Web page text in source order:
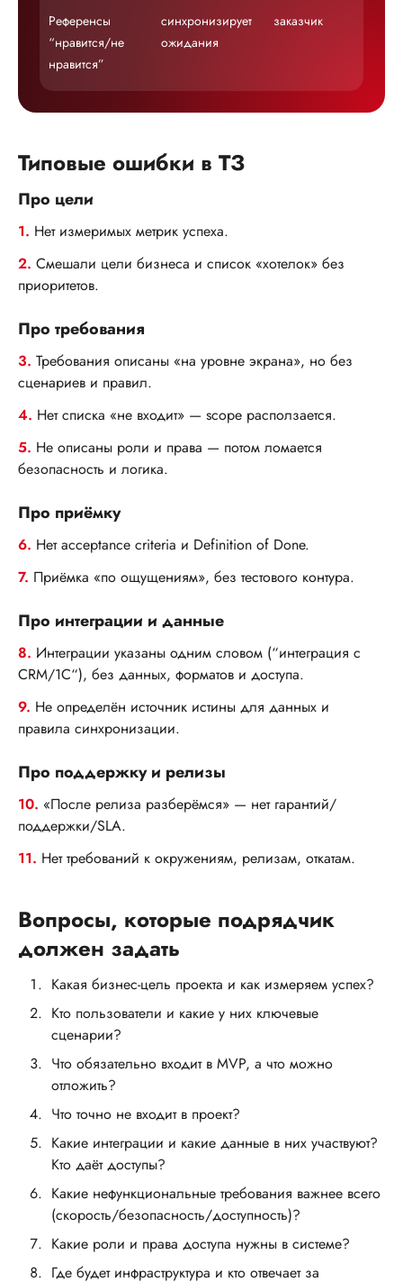
Референсы
“нравится/не
нравится”
синхронизирует
ожидания
заказчик
Типовые ошибки в ТЗ
Про цели
1. Нет измеримых метрик успеха.
2. Смешали цели бизнеса и список «хотелок» без
приоритетов.
Про требования
3. Требования описаны «на уровне экрана», но без
сценариев и правил.
4. Нет списка «не входит» — scope расползается.
5. Не описаны роли и права — потом ломается
безопасность и логика.
Про приёмку
6. Нет acceptance criteria и Definition of Done.
7. Приёмка «по ощущениям», без тестового контура.
Про интеграции и данные
8. Интеграции указаны одним словом (“интеграция с
CRM/1С“), без данных, форматов и доступа.
9. Не определён источник истины для данных и
правила синхронизации.
Про поддержку и релизы
10. «После релиза разберёмся» — нет гарантий/
поддержки/SLA.
11. Нет требований к окружениям, релизам, откатам.
Вопросы, которые подрядчик
должен задать
Какая бизнес-цель проекта и как измеряем успех?
Кто пользователи и какие у них ключевые
сценарии?
Что обязательно входит в MVP, а что можно
отложить?
Что точно не входит в проект?
Какие интеграции и какие данные в них участвуют?
Кто даёт доступы?
Какие нефункциональные требования важнее всего
(скорость/безопасность/доступность)?
Какие роли и права доступа нужны в системе?
Где будет инфраструктура и кто отвечает за